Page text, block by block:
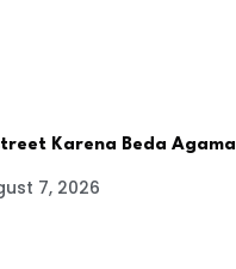
Karena Beda Agama
7, 2026